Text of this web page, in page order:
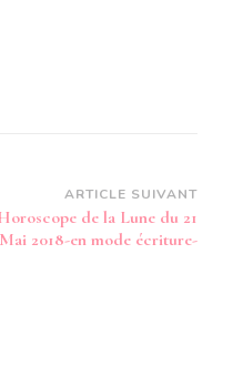
ARTICLE SUIVANT
de la Lune du 21
Mai 2018-en mode écriture-